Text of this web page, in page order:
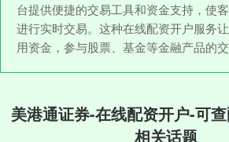
台提供便捷的交易工具和资金支持，使
进行实时交易。这种在线配资开户服务
用资金，参与股票、基金等金融产品的交
美港通证券-在线配资开户-可
相关话题